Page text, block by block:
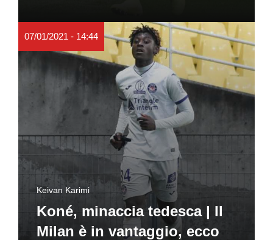
07/01/2021 - 14:44
Keivan Karimi
Koné, minaccia tedesca | Il
Milan è in vantaggio, ecco